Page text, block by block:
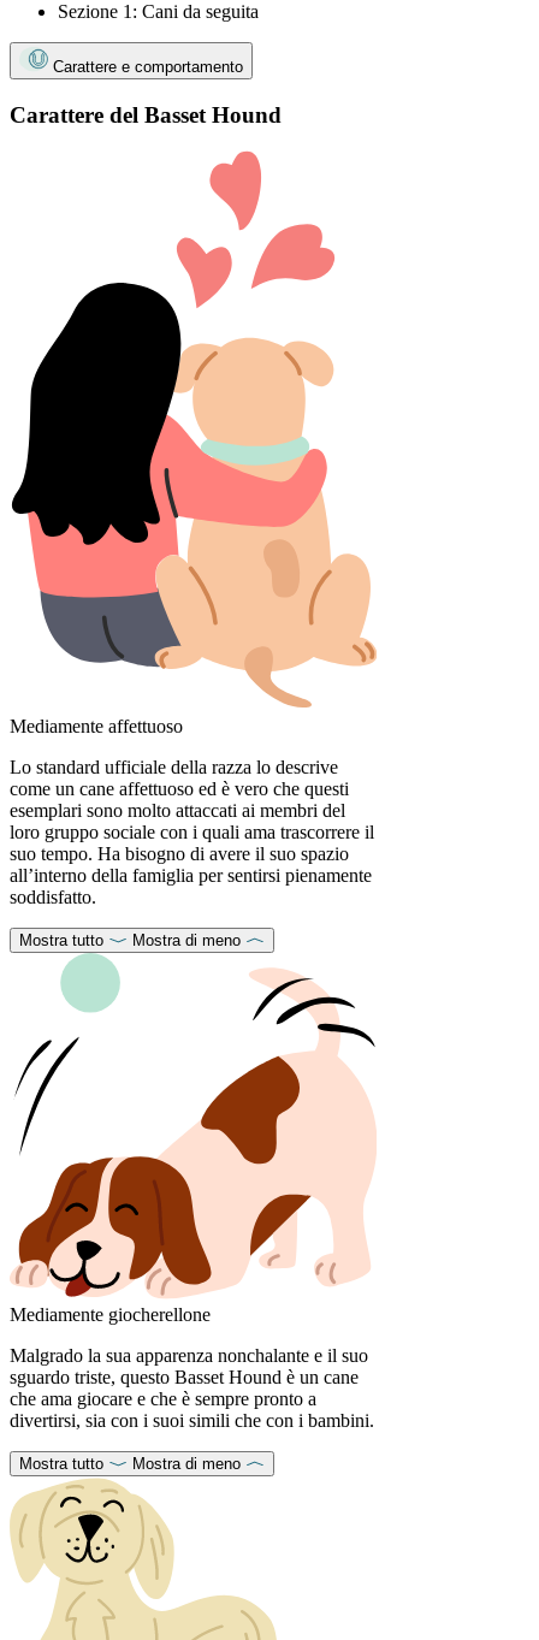
Sezione 1: Cani da seguita
Carattere e comportamento
Carattere del Basset Hound
Mediamente affettuoso
Lo standard ufficiale della razza lo descrive
come un cane affettuoso ed è vero che questi
esemplari sono molto attaccati ai membri del
loro gruppo sociale con i quali ama trascorrere il
suo tempo. Ha bisogno di avere il suo spazio
all’interno della famiglia per sentirsi pienamente
soddisfatto.
Mostra tutto Mostra di meno
Mediamente giocherellone
Malgrado la sua apparenza nonchalante e il suo
sguardo triste, questo Basset Hound è un cane
che ama giocare e che è sempre pronto a
divertirsi, sia con i suoi simili che con i bambini.
Mostra tutto Mostra di meno